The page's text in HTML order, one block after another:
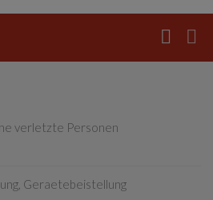
verletzte Personen
Geraetebeistellung